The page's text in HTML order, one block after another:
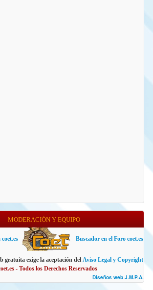
MODERACIÓN Y EQUIPO
Buscador en el Foro coet.es
gratuita exige la aceptación del Aviso Legal y Copyright
- Todos los Derechos Reservados
Diseños web J.M.P.A.